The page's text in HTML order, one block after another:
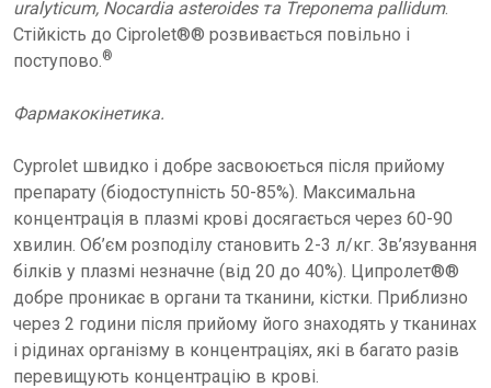
uralyticum, Nocardia asteroides та Treponema pallidum.
Стійкість до Ciprolet®® розвивається повільно і
поступово.®
Фармакокінетика.
Cyprolet швидко і добре засвоюється після прийому
препарату (біодоступність 50-85%). Максимальна
концентрація в плазмі крові досягається через 60-90
хвилин. Об’єм розподілу становить 2-3 л/кг. Зв’язування
білків у плазмі незначне (від 20 до 40%). Ципролет®®
добре проникає в органи та тканини, кістки. Приблизно
через 2 години після прийому його знаходять у тканинах
і рідинах організму в концентраціях, які в багато разів
перевищують концентрацію в крові.